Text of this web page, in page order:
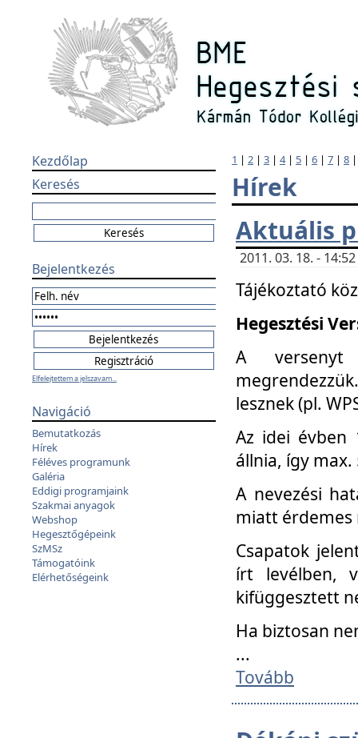
Kezdőlap
Keresés
Bejelentkezés
Elfelejtettem a jelszavam...
Navigáció
Bemutatkozás
Hírek
Féléves programunk
Galéria
Eddigi programjaink
Szakmai anyagok
Webshop
Hegesztőgépeink
SzMSz
Támogatóink
Elérhetőségeink
1 | 2 | 3 | 4| 5 | 6 | 7 | 8
Hírek
Aktuális
2011. 03. 18. -
Tájékoztató
Hegesztési
A versenyt
lesznek (pl.
Az idei évben
állnia, így
A nevezési
miatt érdemes
Csapatok
írt levélben,
kifüggesztett
Ha biztosan
...
Tovább